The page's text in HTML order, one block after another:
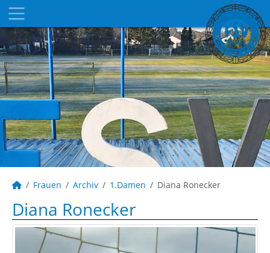
Frauen Archiv 1.Damen Diana Ronecker
Diana Ronecker